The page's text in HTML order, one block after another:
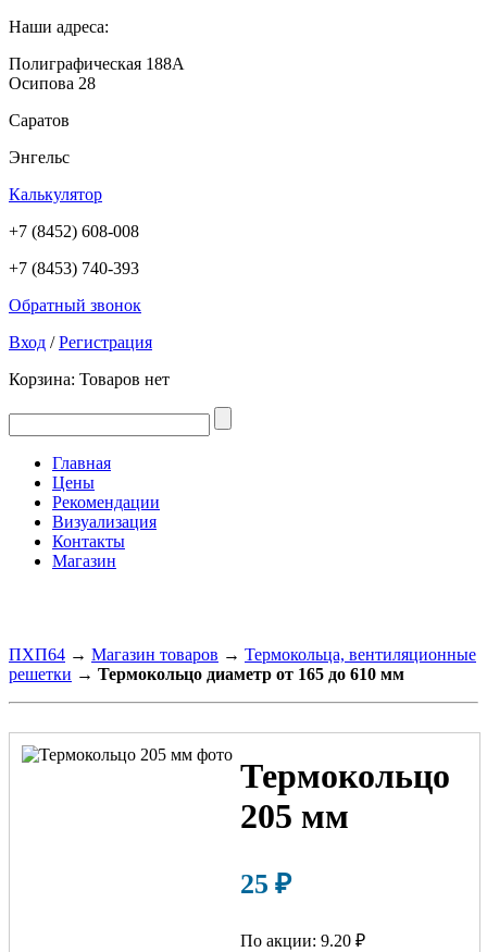
Наши адреса:
Полиграфическая 188А
Осипова 28
Саратов
Энгельс
Калькулятор
+7 (8452) 608-008
+7 (8453) 740-393
Обратный звонок
Вход /Регистрация
Корзина: Товаров нет
Главная
Цены
Рекомендации
Визуализация
Контакты
Магазин
ПХП64 → Магазин товаров → Термокольца, вентиляционные
решетки → Термокольцо диаметр от 165 до 610 мм
Термокольцо
205 мм
25 ₽
По акции: 9.20 ₽